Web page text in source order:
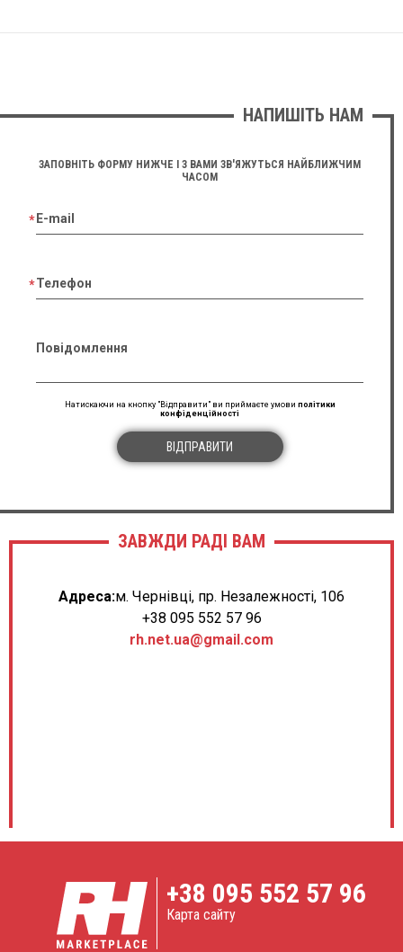
НАПИШІТЬ НАМ
ЗАПОВНІТЬ ФОРМУ НИЖЧЕ І З ВАМИ ЗВ'ЯЖУТЬСЯ НАЙБЛИЖЧИМ
ЧАСОМ
E-mail
Телефон
Повідомлення
Натискаючи на кнопку "Відправити" ви приймаєте умови політики
конфіденційності
ВІДПРАВИТИ
ЗАВЖДИ РАДІ ВАМ
Адреса:м. Чернівці, пр. Незалежності, 106
+38 095 552 57 96
rh.net.ua@gmail.com
+38 095 552 57 96
Карта сайту